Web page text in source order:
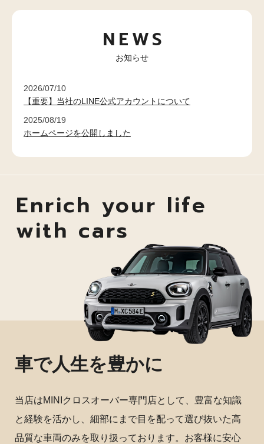
NEWS
お知らせ
2026/07/10
【重要】当社のLINE公式アカウントについて
2025/08/19
ホームページを公開しました
Enrich your life
with cars
車で人生を豊かに
当店はMINIクロスオーバー専門店として、豊富な知識
と経験を活かし、細部にまで目を配って選び抜いた高
品質な車両のみを取り扱っております。お客様に安心